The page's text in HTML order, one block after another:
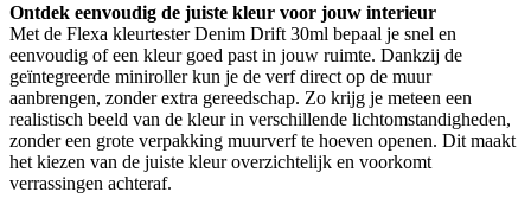
Ontdek eenvoudig de juiste kleur voor jouw interieur
Met de Flexa kleurtester Denim Drift 30ml bepaal je snel en
eenvoudig of een kleur goed past in jouw ruimte. Dankzij de
geïntegreerde miniroller kun je de verf direct op de muur
aanbrengen, zonder extra gereedschap. Zo krijg je meteen een
realistisch beeld van de kleur in verschillende lichtomstandigheden,
zonder een grote verpakking muurverf te hoeven openen. Dit maakt
het kiezen van de juiste kleur overzichtelijk en voorkomt
verrassingen achteraf.